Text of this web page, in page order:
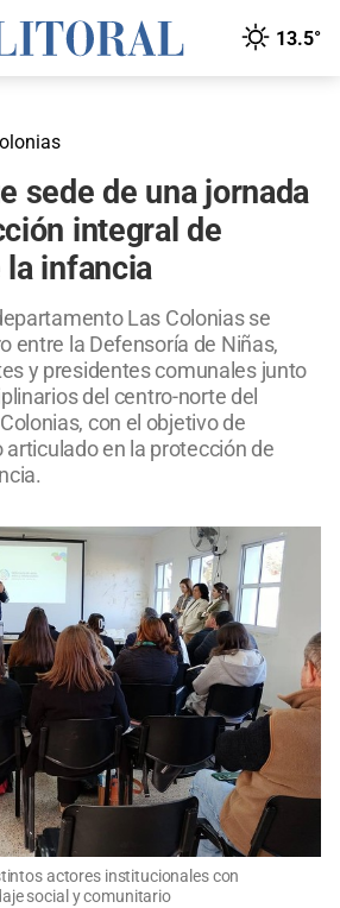
13.5°
sede de una jornada
integral de
infancia
Las Colonias se
entre la Defensoría de Niñas,
y presidentes comunales junto
del centro-norte del
con el objetivo de
en la protección de
actores institucionales con
social y comunitario